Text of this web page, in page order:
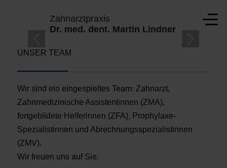
Mobile Menu Toggle
Zahnarztpraxis
Dr. med. dent. Martin Lindner
Off-
UNSER TEAM
Wir sind ein eingespieltes Team: Zahnarzt,
Zahnmedizinische Assistentinnen (ZMA),
fortgebildete Helferinnen (ZFA), Prophylaxe-
Spezialistinnen und Abrechnungsspezialistinnen
(ZMV).
Wir freuen uns auf Sie.